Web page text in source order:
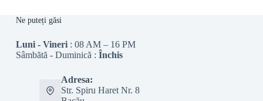
Ne puteți găsi
Luni - Vineri: 08 AM – 16 PM
Sâmbătă - Duminică : Închis
Adresa:
Str. Spiru Haret Nr. 8